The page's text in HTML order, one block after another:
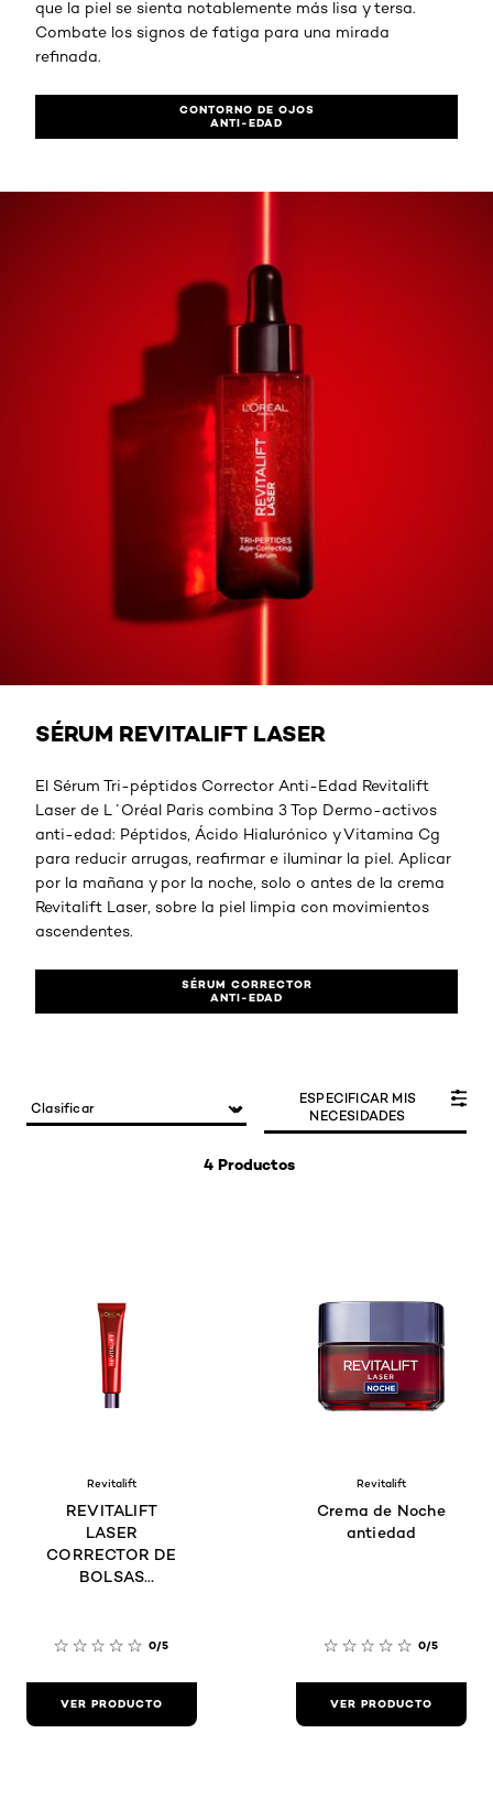
que la piel se sienta notablemente más lisa y tersa.
Combate los signos de fatiga para una mirada
refinada.
CONTORNO DE OJOS
ANTI-EDAD
SÉRUM REVITALIFT LASER
El Sérum Tri-péptidos Corrector Anti-Edad Revitalift
Laser de L´Oréal Paris combina 3 Top Dermo-activos
anti-edad: Péptidos, Ácido Hialurónico y Vitamina Cg
para reducir arrugas, reafirmar e iluminar la piel. Aplicar
por la mañana y por la noche, solo o antes de la crema
Revitalift Laser, sobre la piel limpia con movimientos
ascendentes.
SÉRUM CORRECTOR
ANTI-EDAD
4 Productos
ESPECIFICAR MIS
NECESIDADES
Revitalift
REVITALIFT
LASER
CORRECTOR DE
BOLSAS
0/5
VER PRODUCTO
Revitalift
Crema de Noche
antiedad
0/5
VER PRODUCTO